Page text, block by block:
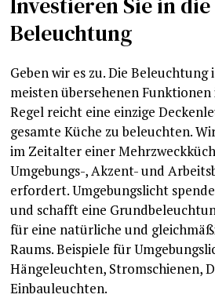
Beleuchtung
Geben wir es zu. Die Beleuchtung
meisten übersehenen
Regel reicht eine einzige
gesamte Küche zu beleuchten.
im Zeitalter einer
Umgebungs-, Akzent- und
erfordert. Umgebungslicht
und schafft eine
für eine natürliche und
Raums. Beispiele für
Hängeleuchten, Stromschienen,
Einbauleuchten.